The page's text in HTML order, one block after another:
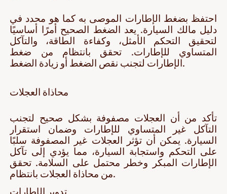
احتفظ بضغط الإطارات الموصى به كما هو محدد في
دليل مالك السيارة. يعد الضغط الصحيح أمرًا أساسيًا
لتحقيق التحكم الأمثل، وكفاءة الطاقة، والتآكل
المتساوي للإطارات. تحقق بانتظام من ضغط
الإطارات لتجنب نقص الضغط أو زيادة الضغط.
محاذاة العجلات
تأكد من أن العجلات مصفوفة بشكل صحيح لتجنب
التآكل غير المتساوي للإطارات وضمان استقرار
السيارة. يمكن أن تؤثر العجلات غير المصفوفة سلبًا
على التحكم واستجابة السيارة، مما يؤدي إلى تآكل
الإطارات المبكر وخطر محتمل على السلامة. تحقق
من محاذاة العجلات بانتظام.